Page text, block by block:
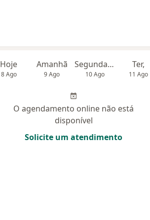
Hoje
8 Ago
Amanhã
9 Ago
Segunda-feira
10 Ago
Ter,
11 Ago
O agendamento online não está
disponível
Solicite um atendimento